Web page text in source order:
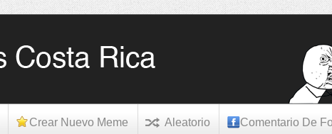
Crear Nuevo Meme Aleatorio Comentario De